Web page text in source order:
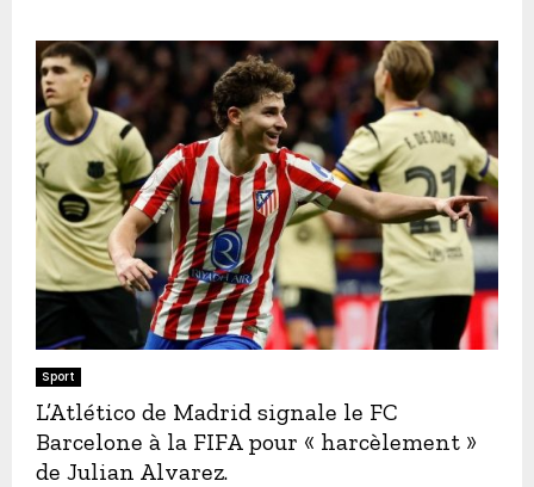
Sport
L’Atlético de Madrid signale le FC
Barcelone à la FIFA pour « harcèlement »
de Julian Alvarez.